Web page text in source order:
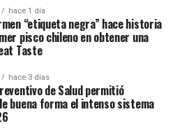
hace 1 día
“etiqueta negra” hace historia
pisco chileno en obtener una
Taste
hace 3 días
de Salud permitió
buena forma el intenso sistema